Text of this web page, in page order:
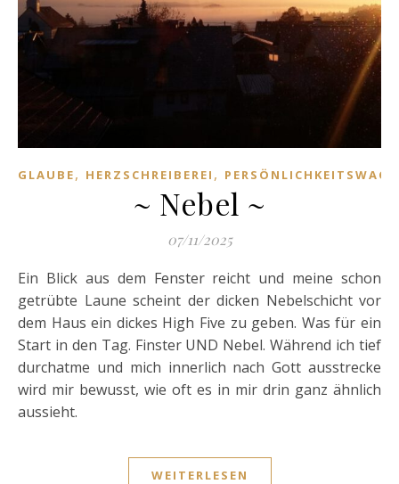
GLAUBE, HERZSCHREIBEREI ,
~ Nebel ~
07/11/2025
Ein Blick aus dem Fenster reicht und meine schon
getrübte Laune scheint der dicken Nebelschicht vor
dem Haus ein dickes High Five zu geben. Was für ein
Start in den Tag. Finster UND Nebel. Während ich tief
durchatme und mich innerlich nach Gott ausstrecke
wird mir bewusst, wie oft es in mir drin ganz ähnlich
aussieht.
WEITERLESEN